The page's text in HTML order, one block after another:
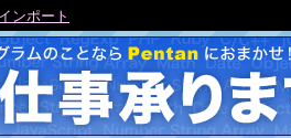
ンポート